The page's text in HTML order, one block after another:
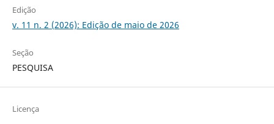
Edição
v. 11 n. 2 (2026): Edição de maio de 2026
Seção
PESQUISA
Licença